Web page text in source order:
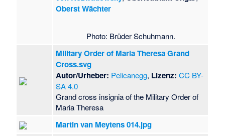
Oberst Wächter
Photo: Brüder Schuhmann.
Military Order of Maria Theresa Grand
Cross.svg
Autor/Urheber: Pelicanegg, Lizenz: CC BY-
SA 4.0
Grand cross insignia of the Military Order of
Maria Theresa
Martin van Meytens 014.jpg